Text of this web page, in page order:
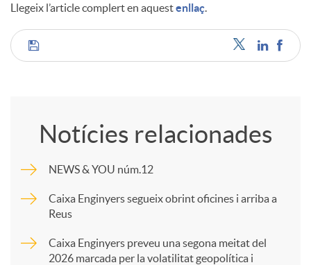
Llegeix l’article complert en aquestenllaç.
C
p
a
Notícies relacionades
NEWS & YOU núm.12
Caixa Enginyers segueix obrint oficines i arriba a
Reus
Caixa Enginyers preveu una segona meitat del
2026 marcada per la volatilitat geopolítica i